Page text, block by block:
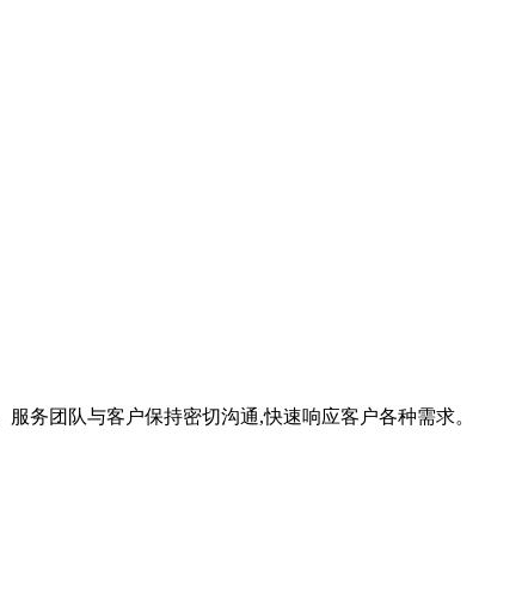
务团队与客户保持密切沟通,快速响应客户各种需求。